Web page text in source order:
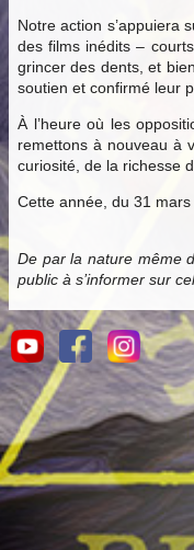
Notre action s’appuiera
des films inédits –
grincer des dents, et
soutien et confirmé leur
À l’heure où les
remettons à nouveau à
curiosité, de la richesse
Cette année, du 31
De par la nature même
public à s’informer sur